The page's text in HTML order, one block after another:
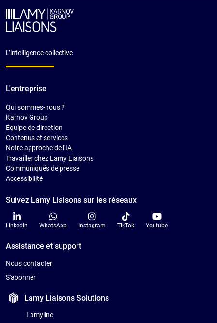
L’intelligence collective
L'entreprise
Qui sommes-nous ?
Karnov Group
Équipe de direction
Contenus et services
Notre approche de l'IA
Travailler chez Lamy Liaisons
Communiqués de presse
Accessibilité
Suivez Lamy Liaisons sur les réseaux
Linkedin WhatsApp Instagram TikTok Youtube
Assistance et support
Nous contacter
S'abonner
Lamy LiaisonsSolutions
Lamyline